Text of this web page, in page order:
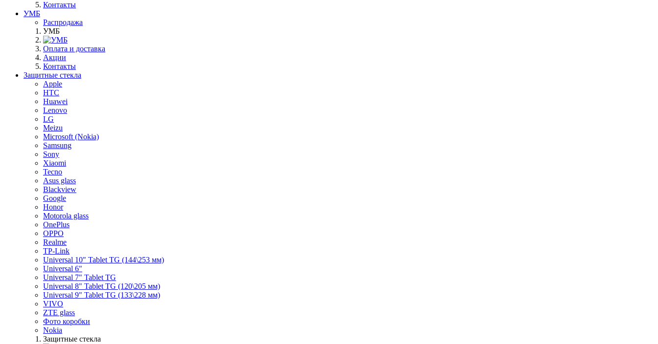
Контакты
УМБ
Распродажа
УМБ
Оплата и доставка
Акции
Контакты
Защитные стекла
Apple
HTC
Huawei
Lenovo
LG
Meizu
Microsoft (Nokia)
Samsung
Sony
Xiaomi
Tecno
Asus glass
Blackview
Google
Honor
Motorola glass
OnePlus
OPPO
Realme
TP-Link
Universal 10" Tablet TG (144\253 мм)
Universal 6"
Universal 7" Tablet TG
Universal 8" Tablet TG (120\205 мм)
Universal 9" Tablet TG (133\228 мм)
VIVO
ZTE glass
Фото коробки
Nokia
Защитные стекла